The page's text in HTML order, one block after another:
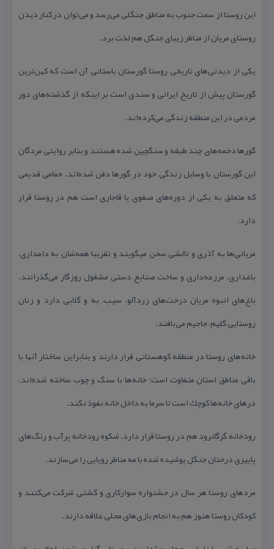
این روستا از سمت جنوب به مناطق جنگلی می‌رسد و می‌توان در كنار دیدن
روستای مریان از مناظر زیبای جنگل هم لذت برد.
یكی از دیدنی‌های تاریخی روستا گورستان باستانی آن است كه كهن‌ترین
گورستان پیش از تاریخ ایرانی و سندی است بر اینكه از گذشته‌های دور
مردمی در این منطقه زندگی می‌كرده‌اند.
گورها دخمه‌ه‏ای چند طبقه و سنگچین شده هستند و بنابر روایتی مردگان
این گورستان با وسایل زندگی خود در گورها دفن شده‌اند. حمامی قدیمی
كه متعلق به یكی از دوره‌های صفوی یا قاجاری است هم در روستا قرار
دارد.
مریانی‌ها به آذری و تالشی سخن می‏گویند و تقریبا همه‌شان به دامداری،
باغداری، مرزعه‌داری و ساخت صنایع دستی مشغول روزگار می‌گذرانند.
باغ‌های انبوه مریان درخت‌های زردآلو، سیب، به و گلابی دارد و زنان
روستایی گلیم، جاجیم می‌بافند.
خانه‌های روستا در منطقه كوهستانی قرار دارند و بنابراین ساختار آنها با
باقی مناطق استان متفاوت است؛ خانه‌ها با سنگ و چوب ساخته شده‌اند.
درهای خانه‌ها كوچك است تا سرما به داخل خانه نفوذ نكند.
رودخانه گرگانرود هم در روستا قرار دارد. شكوه رودخانه پرآب و رنگ‌های
پاییزی درختان جنگل پوشیده شده با مه مناظر رویایی را می‌سازند.
مردهای روستا هر سال در جشنواره سواركاری و كشتی شركت می‌كنند و
كودكان روستا هنوز هم به انجام بازی‌های محلی علاقه دارند.